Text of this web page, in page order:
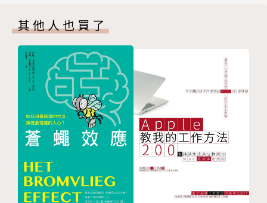
◎品牌私授營運術，不想失敗，必讀、必看！
依照品牌發展3階段「啟動關注期」、「發展擴充
期」、「成熟優化期」，挖掘全台知名手搖飲品牌運營
心法！
「迷客夏」從三角窗店面延伸至平面店，加速展店與布
局的速度外，選店上也扣合人流、停車便利性、易辨視
性，讓消費者想不上門買一杯也難！
「鹿角巷」主動拋出經設計過的高顏質飲品，使喝茶成
為一種時尚美學符碼，留住記憶並帶來話題，獨有的思
維讓全球消費者都願意嘗鮮甚至緊緊跟隨！
「圓石禪飲」從細節去挖掘，一舉突圍茶飲通路的發
Plan 02. 人事管理
Plan 03. 資金結構
Plan 04. 損益評估
Plan 05. 物料倉管
Plan 06. 店鋪選址
Plan 07. 設計規劃
Plan 08. 裝潢發包
Plan 09. 教育訓練
Plan 10. 廣告行銷
其他人也買了